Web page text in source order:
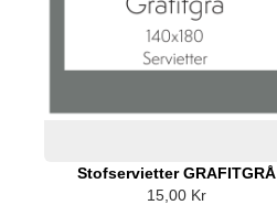
Stofservietter GRAFITGRÅ
15,00 Kr